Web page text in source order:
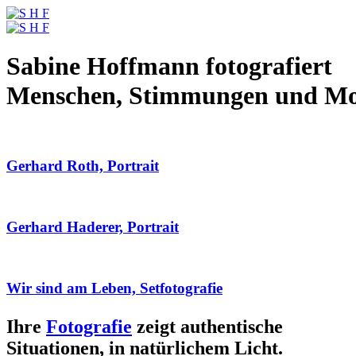
Sabine Hoffmann fotografiert
Menschen, Stimmungen und
Gerhard Roth, Portrait
Gerhard Haderer, Portrait
Wir sind am Leben, Setfotografie
Ihre Fotografie zeigt authentische
Situationen, in natürlichem Licht.